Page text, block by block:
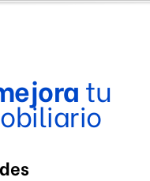
tu